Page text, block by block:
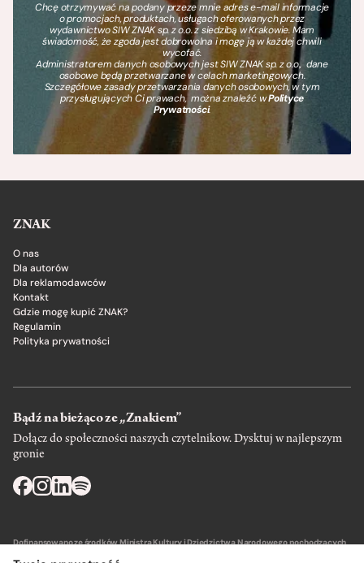
Chcę otrzymywać na podany przeze mnie adres e-mail informacje
o promocjach, produktach, usługach oferowanych przez
wydawnictwo SIW ZNAK sp. z o.o. z siedzibą w Krakowie. Mam
świadomość, że zgoda jest dobrowolna i mogę ją w każdej chwili
wycofać.
Administratorem danych osobowych jest SIW ZNAK sp. z o.o., dane
osobowe będą przetwarzane w celach marketingowych.
Szczegółowe zasady przetwarzania danych osobowych, w tym
przysługujących Ci prawach, można znaleźć wPolityce
Prywatności.
ZNAK
O nas
Dla autorów
Dla reklamodawców
Kontakt
Gdzie mogę kupić ZNAK?
Regulamin
Polityka prywatności
Bądź na bieżąco ze „Znakiem”
Dołącz do społeczności naszych czytelnikow. Dysktuj w najlepszym
gronie
Dofinansowano ze środków Ministra Kultury i Dziedzictwa Narodowego pochodzących